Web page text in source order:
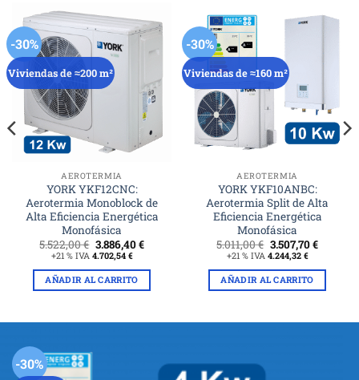
-30%
Viviendas de ≈200 m²
AEROTERMIA
YORK YKF12CNC:
Aerotermia Monoblock de
Alta Eficiencia Energética
Monofásica
5.522,00€ El
precio
original
era:
5.522,00 €.
3.886,40€El
es:
+21 % IVA 4.702,54 €
AÑADIR AL CARRITO
-30%
Viviendas de ≈160 m²
AEROTERMIA
YORK YKF10ANBC:
Aerotermia Split de Alta
Eficiencia Energética
Monofásica
5.011,00€ El
precio
original
era:
5.011,00 €.
3.507,70€El
es:
+21 % IVA 4.244,32 €
AÑADIR AL CARRITO
-30%